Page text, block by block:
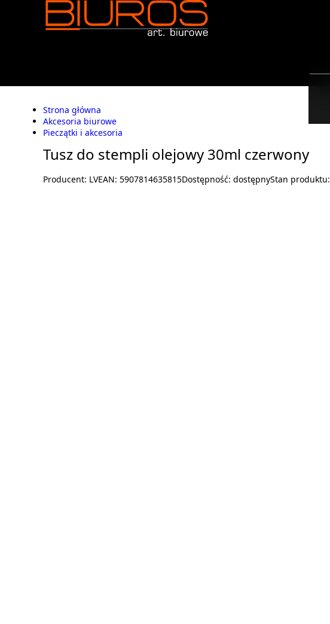
Strona główna
Akcesoria biurowe
Pieczątki i akcesoria
Tusz do stempli olejowy 30ml czerwony
Producent: LVEAN: 5907814635815Dostępność: dostępnyStan produktu: